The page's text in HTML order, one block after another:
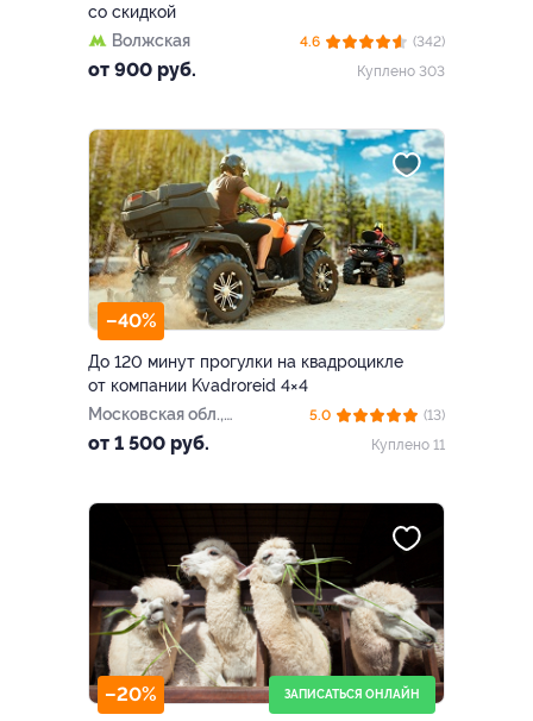
со скидкой
Волжская
от 900 руб.
4.6
(342)
Куплено 303
–40%
До 120 минут прогулки на квадроцикле
от компании Kvadroreid 4×4
Московская обл.,
Щёлковский р-н, дер.
от 1 500 руб.
5.0
(13)
Куплено 11
–20% ЗАПИСАТЬСЯ ОНЛАЙН